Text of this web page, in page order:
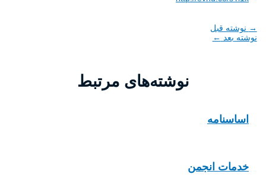
→ نوشته قبل
نوشته بعد ←
نوشته‌های مرتبط
اساسنامه
خدمات انجمن